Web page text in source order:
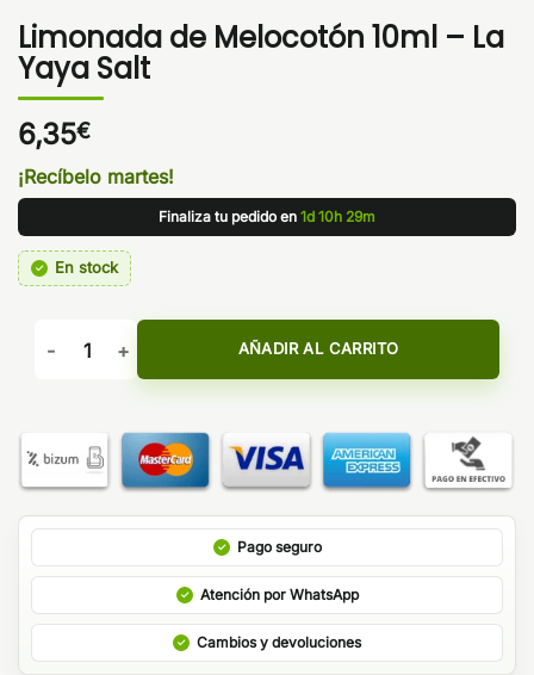
Limonada de Melocotón 10ml – La
Yaya Salt
6,35€
¡Recíbelo martes!
Finaliza tu pedido en 1d 10h 29m
En stock
Limonada de Melocotón 10ml - La Yaya Salt cantidad
AÑADIR AL CARRITO
Pago seguro
Atención por WhatsApp
Cambios y devoluciones